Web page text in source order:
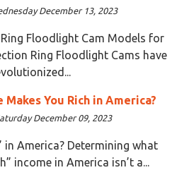
December 13, 2023
Floodlight Cam Models for
Ring Floodlight Cams have
Makes You Rich in America?
December 09, 2023
in America? Determining what
income in America isn’t a...